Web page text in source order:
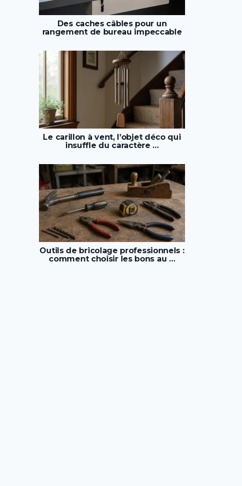
Des caches câbles pour un
rangement de bureau impeccable
Le carillon à vent, l’objet déco qui
insuffle du caractère …
Outils de bricolage professionnels :
comment choisir les bons au …